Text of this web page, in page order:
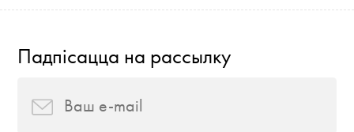
Падпісацца на рассылку